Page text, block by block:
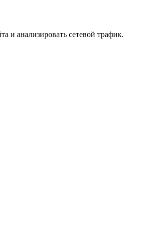
и анализировать сетевой трафик.